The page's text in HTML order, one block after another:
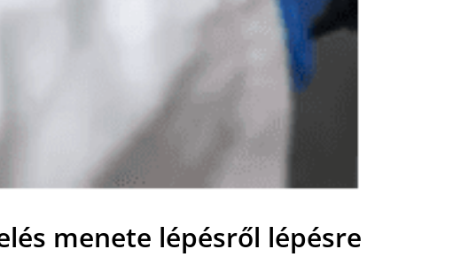
menete lépésről lépésre